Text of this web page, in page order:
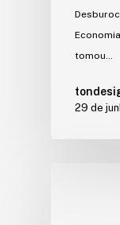
tomou…
29 de